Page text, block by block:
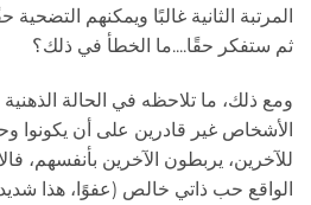
المرتبة الثانية غالبًا ويمكنهم
ثم ستفكر حقًا....ما الخطأ في ذلك؟
ومع ذلك، ما تلاحظه في الحالة الذهنية
الأشخاص غير قادرين على أن يكونوا
للآخرين، يربطون الآخرين بأنفسهم،
الواقع حب ذاتي خالص (عفوًا، هذا